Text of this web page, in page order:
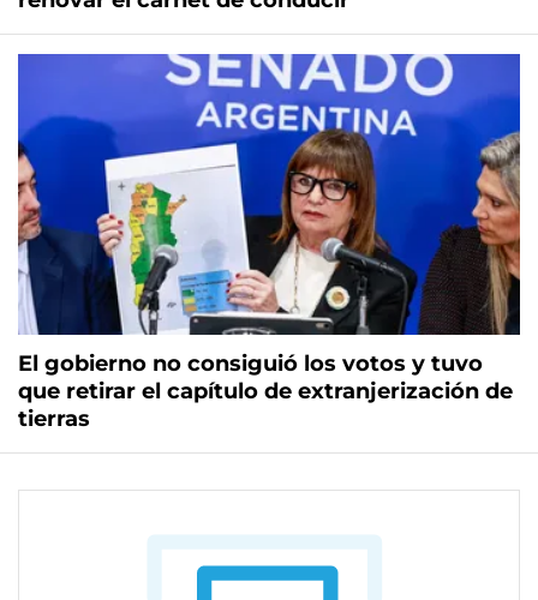
El gobierno no consiguió los votos y tuvo
que retirar el capítulo de extranjerización de
tierras